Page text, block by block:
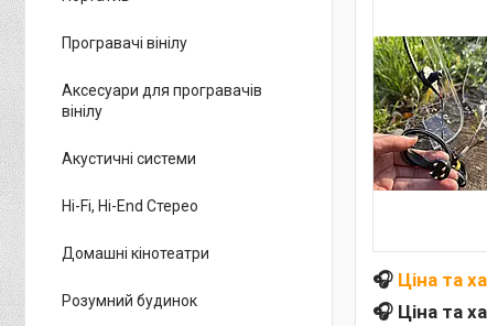
🎧 Ціна та
🎧 Ціна та
Програвачі вінілу
Аксесуари для програвачів
вінілу
Акустичні системи
Hi-Fi, Hi-End Стерео
Домашні кінотеатри
Розумний будинок